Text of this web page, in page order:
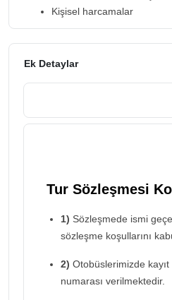
Kişisel harcamalar
Ek Detaylar
Tur Sözleşmesi
1) Sözleşmede ismi
sözleşme koşullarını
2) Otobüslerimizde kayıt
numarası verilmektedir.